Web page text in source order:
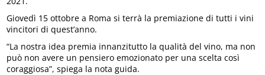
Giovedì 15 ottobre a Roma si terrà la premiazione di tutti i vini
vincitori di quest’anno.
“La nostra idea premia innanzitutto la qualità del vino, ma non
può non avere un pensiero emozionato per una scelta così
coraggiosa”, spiega la nota guida.